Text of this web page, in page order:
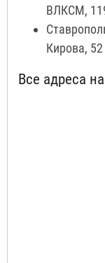
ВЛКСМ,
Кирова, 52
Все адреса